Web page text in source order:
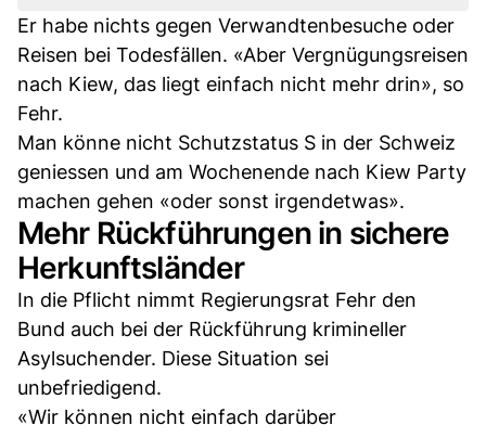
Er habe nichts gegen Verwandtenbesuche oder
Reisen bei Todesfällen. «Aber Vergnügungsreisen
nach Kiew, das liegt einfach nicht mehr drin», so
Fehr.
Man könne nicht Schutzstatus S in der Schweiz
geniessen und am Wochenende nach Kiew Party
machen gehen «oder sonst irgendetwas».
Mehr Rückführungen in sichere
Herkunftsländer
In die Pflicht nimmt Regierungsrat Fehr den
Bund auch bei der Rückführung krimineller
Asylsuchender. Diese Situation sei
unbefriedigend.
«Wir können nicht einfach darüber